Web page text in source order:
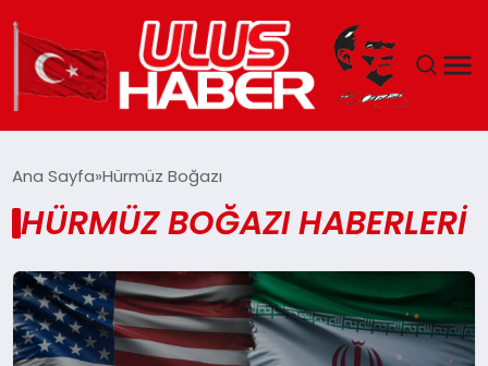
DÜNYA
EKONOMI
SIYASET
Ana Sayfa Hürmüz Boğazı
HÜRMÜZ BOĞAZI HABERLERI